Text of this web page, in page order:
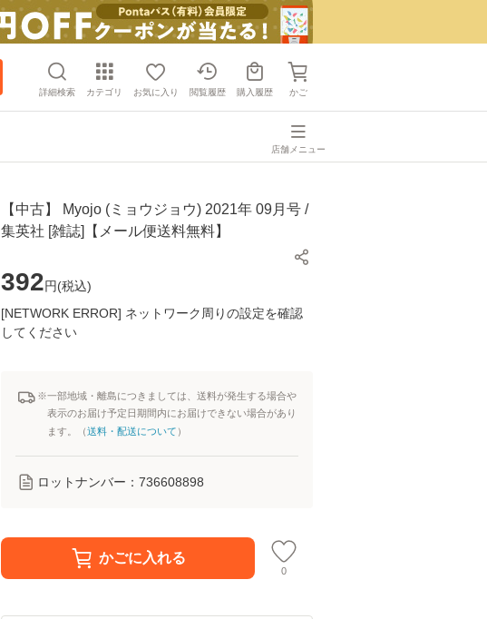
詳細検索 カテゴリ お気に入り 閲覧履歴 購入履歴 かご
店舗メニュー
【中古】 Myojo (ミョウジョウ) 2021年 09月号 /
集英社 [雑誌]【メール便送料無料】
392円(税込)
[NETWORK ERROR] ネットワーク周りの設定を確認
してください
※一部地域・離島につきましては、送料が発生する場合や
表示のお届け予定日期間内にお届けできない場合があり
ます。（送料・配送について ）
ロットナンバー： 736608898
かごに入れる
0